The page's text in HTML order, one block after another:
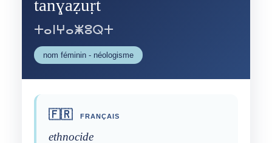
tanɣaẓuṛt
ⵜⴰⵏⵖⴰⵥⵓⵕⵜ
nom féminin - néologisme
🇫🇷 FRANÇAIS
ethnocide